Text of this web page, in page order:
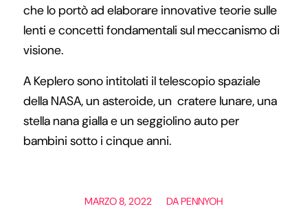
che lo portò ad elaborare innovative teorie sulle
lenti e concetti fondamentali sul meccanismo di
visione.
A Keplero sono intitolati il telescopio spaziale
della NASA, un asteroide, un cratere lunare, una
stella nana gialla e un seggiolino auto per
bambini sotto i cinque anni.
MARZO 8, 2022
/ DAPENNYOH